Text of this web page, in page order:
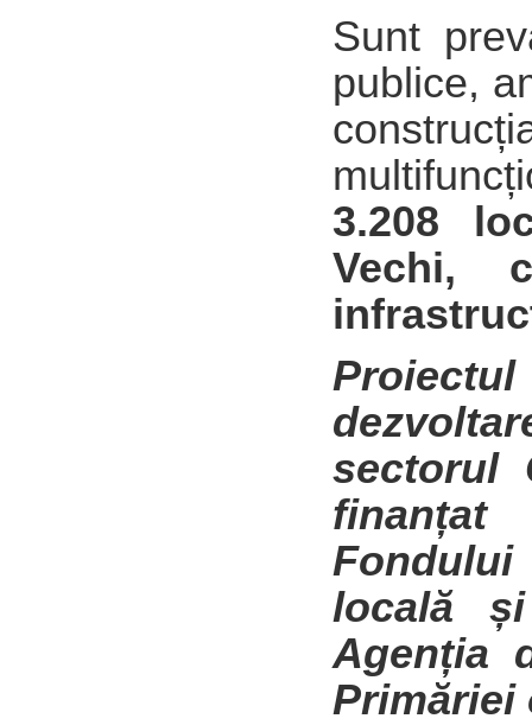
Sunt
publice,
3.208
Vechi,
sectorul
finanțat
locală
Agenția
Primăriei